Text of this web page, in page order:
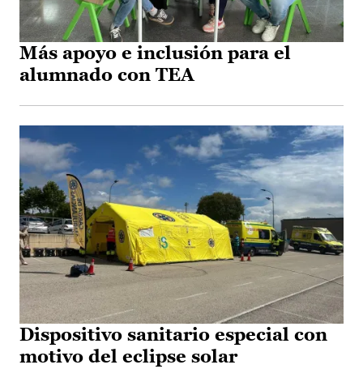
Más apoyo e inclusión para el
alumnado con TEA
Dispositivo sanitario especial con
motivo del eclipse solar